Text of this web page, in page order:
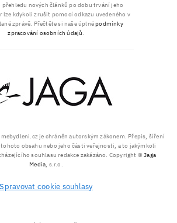
je chráněn autorským zákonem. Přepis, šíření
obsahu nebo jeho části veřejnosti, a to jakýmkoli
souhlasu redakce zakázáno. Copyright ©Jaga
Media, s.r.o.
Spravovat cookie souhlasy
přehledu nových článků po dobu trvání jeho
lze kdykoli zrušit pomocí odkazu uvedeného v
zprávě. Přečtěte si naše úplnépodmínky
zpracování osobních údajů.